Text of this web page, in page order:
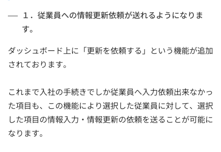
１．従業員への情報更新依頼が送れるようになりま
す。
ダッシュボード上に「更新を依頼する」という機能が追加
されております。
これまで入社の手続きでしか従業員へ入力依頼出来なかっ
た項目も、この機能により選択した従業員に対して、選択
した項目の情報入力・情報更新の依頼を送ることが可能に
なります。